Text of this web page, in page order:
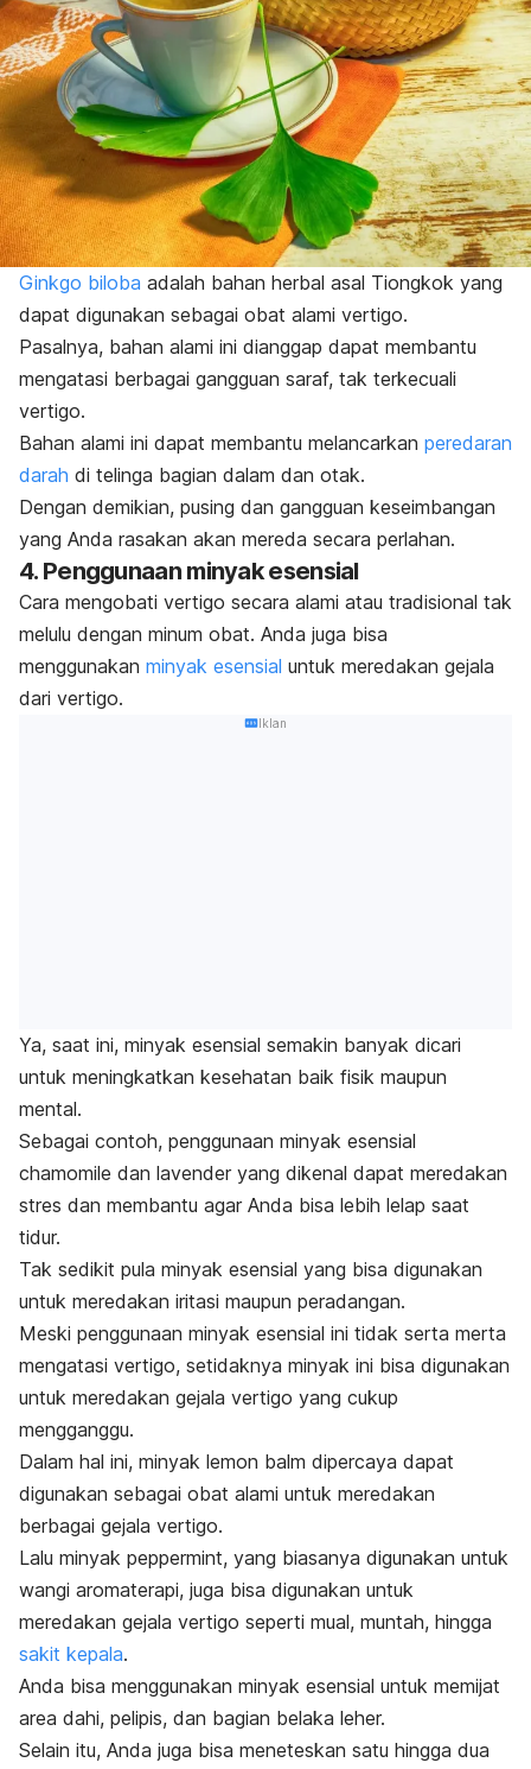
Ginkgo biloba adalah bahan herbal asal Tiongkok yang
dapat digunakan sebagai obat alami vertigo.
Pasalnya, bahan alami ini dianggap dapat membantu
mengatasi berbagai gangguan saraf, tak terkecuali
vertigo.
Bahan alami ini dapat membantu melancarkan peredaran
darah di telinga bagian dalam dan otak.
Dengan demikian, pusing dan gangguan keseimbangan
yang Anda rasakan akan mereda secara perlahan.
4. Penggunaan minyak esensial
Cara mengobati vertigo secara alami atau tradisional tak
melulu dengan minum obat. Anda juga bisa
menggunakan minyak esensial untuk meredakan gejala
dari vertigo.
Iklan
Ya, saat ini, minyak esensial semakin banyak dicari
untuk meningkatkan kesehatan baik fisik maupun
mental.
Sebagai contoh, penggunaan minyak esensial
chamomile dan lavender yang dikenal dapat meredakan
stres dan membantu agar Anda bisa lebih lelap saat
tidur.
Tak sedikit pula minyak esensial yang bisa digunakan
untuk meredakan iritasi maupun peradangan.
Meski penggunaan minyak esensial ini tidak serta merta
mengatasi vertigo, setidaknya minyak ini bisa digunakan
untuk meredakan gejala vertigo yang cukup
mengganggu.
Dalam hal ini, minyak lemon balm dipercaya dapat
digunakan sebagai obat alami untuk meredakan
berbagai gejala vertigo.
Lalu minyak peppermint, yang biasanya digunakan untuk
wangi aromaterapi, juga bisa digunakan untuk
meredakan gejala vertigo seperti mual, muntah, hingga
sakit kepala.
Anda bisa menggunakan minyak esensial untuk memijat
area dahi, pelipis, dan bagian belaka leher.
Selain itu, Anda juga bisa meneteskan satu hingga dua